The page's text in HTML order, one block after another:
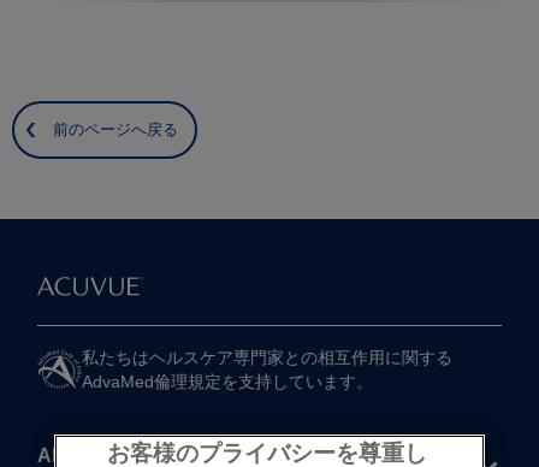
前のページへ戻る
私たちは​ヘルスケア専門家との​相互作用に​関する​
AdvaMed倫理規定を​支持しています。
About
お客様のプライバシーを尊重し